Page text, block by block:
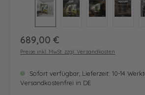
Regulärer Preis:
689,00 €
Preise inkl. MwSt. zzgl. Versandkosten
Sofort verfügbar, Lieferzeit: 10-14
Versandkostenfrei in DE